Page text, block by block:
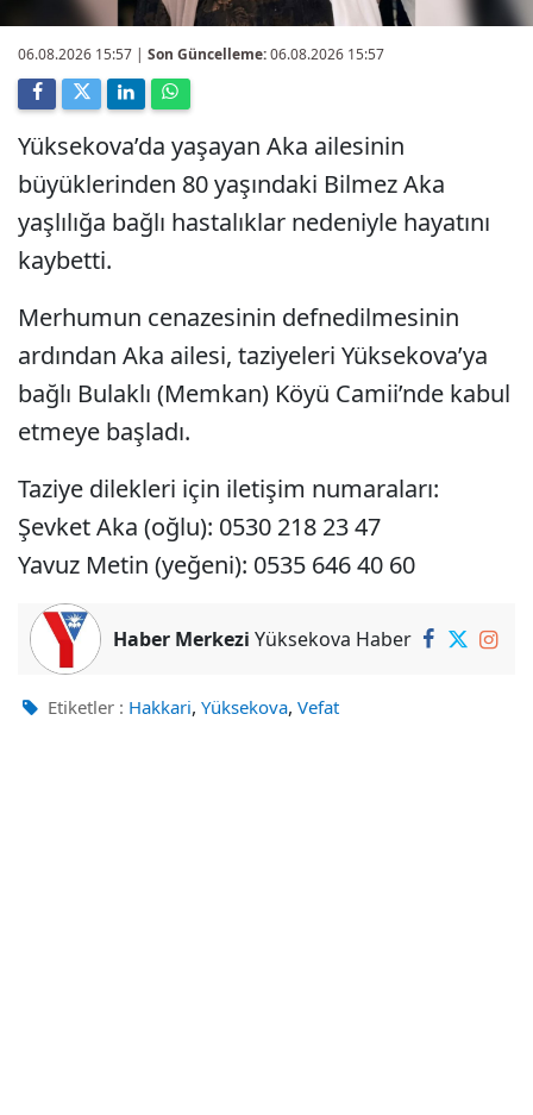
06.08.2026 15:57 | Son Güncelleme:06.08.2026 15:57
Yüksekova’da yaşayan Aka ailesinin
büyüklerinden 80 yaşındaki Bilmez Aka
yaşlılığa bağlı hastalıklar nedeniyle hayatını
kaybetti.
Merhumun cenazesinin defnedilmesinin
ardından Aka ailesi, taziyeleri Yüksekova’ya
bağlı Bulaklı (Memkan) Köyü Camii’nde kabul
etmeye başladı.
Taziye dilekleri için iletişim numaraları:
Şevket Aka (oğlu): 0530 218 23 47
Yavuz Metin (yeğeni): 0535 646 40 60
Haber Merkezi Yüksekova Haber
Etiketler : Hakkari, Yüksekova, Vefat